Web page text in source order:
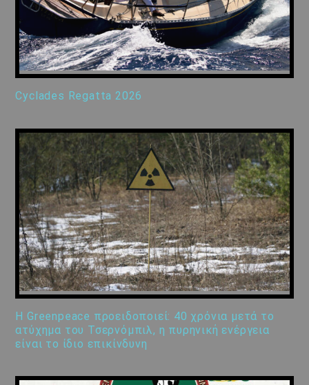
Cyclades Regatta 2026
Η Greenpeace προειδοποιεί: 40 χρόνια μετά το
ατύχημα του Τσερνόμπιλ, η πυρηνική ενέργεια
είναι το ίδιο επικίνδυνη